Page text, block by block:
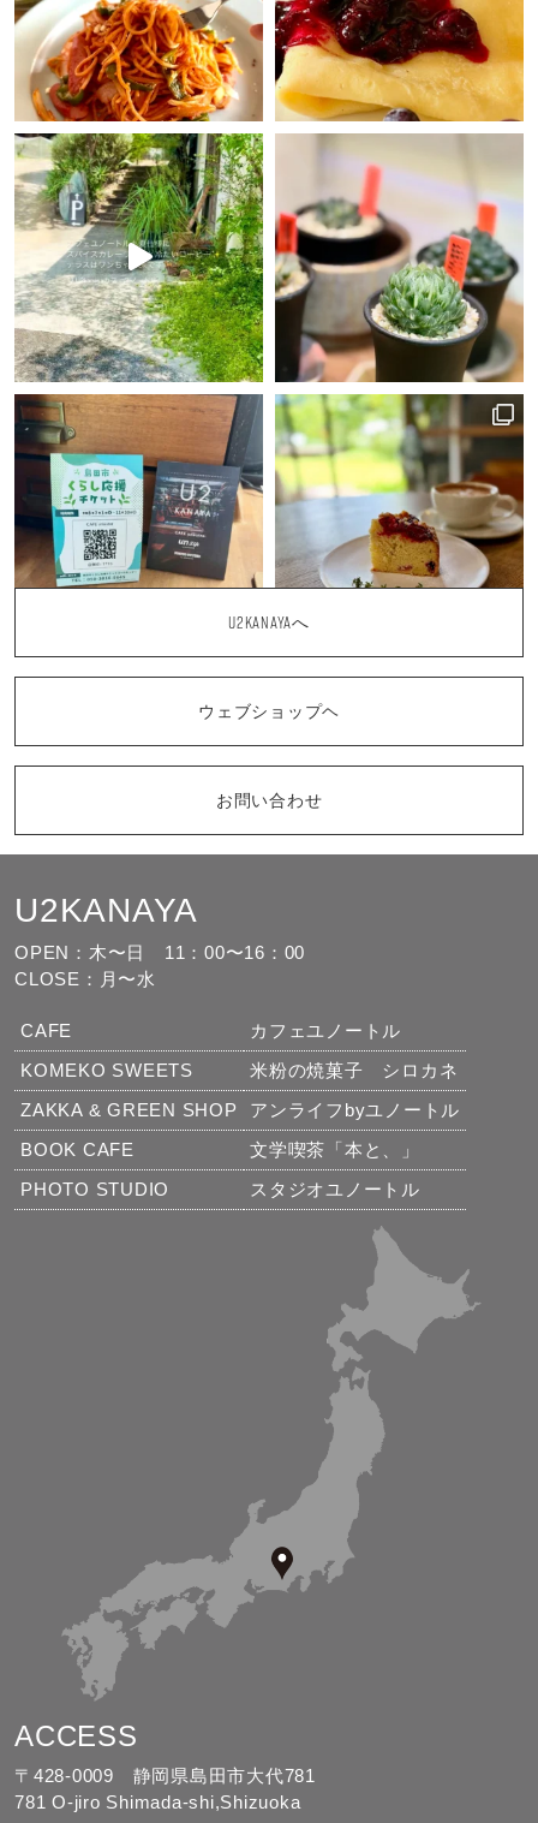
もっと見る フォローする
U2KANAYAへ
ウェブショップヘ
お問い合わせ
U2KANAYA
OPEN：木〜日 11：00〜16：00
CLOSE：月〜水
CAFE
カフェユノートル
KOMEKO SWEETS
米粉の焼菓子 シロカネ
ZAKKA & GREEN SHOP
アンライフbyユノートル
BOOK CAFE
文学喫茶「本と、」
PHOTO STUDIO
スタジオユノートル
ACCESS
〒428-0009 静岡県島田市大代781
781 O-jiro Shimada-shi,Shizuoka